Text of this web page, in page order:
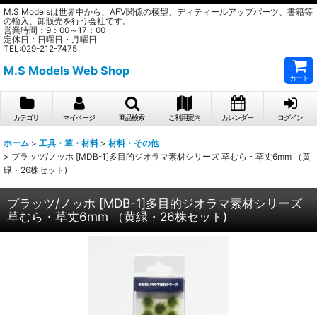
M.S Modelsは世界中から、AFV関係の模型、ディティールアップパーツ、書籍等
の輸入、卸販売を行う会社です。
営業時間：9：00～17：00
定休日：日曜日・月曜日
TEL:029-212-7475
M.S Models Web Shop
カート
カテゴリ マイページ 商品検索 ご利用案内 カレンダー ログイン
ホーム > 工具・筆・材料 > 材料・その他
> プラッツ/ノッホ [MDB-1]多目的ジオラマ素材シリーズ 草むら・草丈6mm （黄
緑・26株セット)
プラッツ/ノッホ [MDB-1]多目的ジオラマ素材シリーズ
草むら・草丈6mm （黄緑・26株セット)